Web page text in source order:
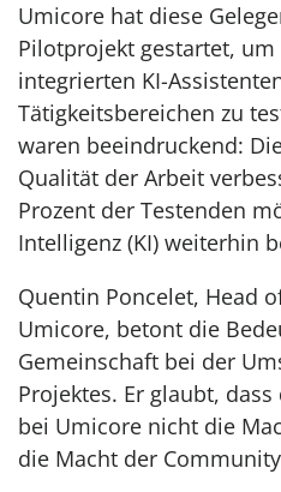
Umicore hat diese
Pilotprojekt gestartet,
integrierten KI-
Tätigkeitsbereichen zu
waren beeindruckend:
Qualität der Arbeit
Prozent der Testenden
Intelligenz (KI) weiterhin
Quentin Poncelet, Head
Umicore, betont die
Gemeinschaft bei der
Projektes. Er glaubt,
bei Umicore nicht die
die Macht der